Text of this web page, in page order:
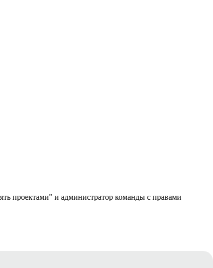
проектами" и администратор команды с правами